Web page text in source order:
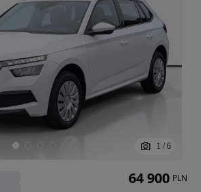
1 / 6
64 900 PLN